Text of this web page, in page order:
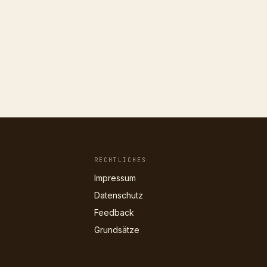
RECHTLICHES
Impressum
Datenschutz
Feedback
Grundsätze